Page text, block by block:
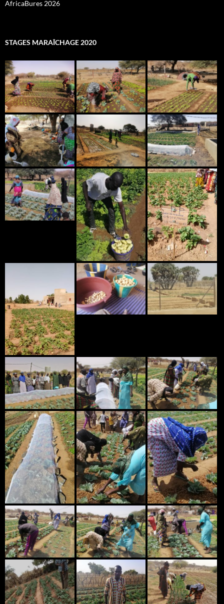
AfricaBures 2026
STAGES MARAÎCHAGE 2020